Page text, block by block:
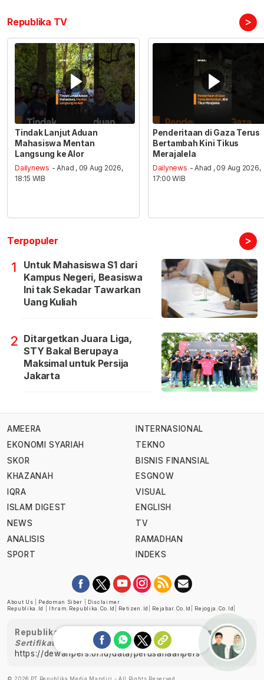
Republika TV >
Tindak Lanjut Aduan
Mahasiswa Mentan
Langsung ke Alor
Dailynews - Ahad , 09 Aug 2026,
18:15 WIB
Penderitaan di Gaza Terus
Bertambah Kini Tikus
Merajalela
Dailynews - Ahad , 09 Aug 2026,
17:00 WIB
Terpopuler >
1
Untuk Mahasiswa S1 dari
Kampus Negeri, Beasiswa
Ini tak Sekadar Tawarkan
Uang Kuliah
2 Ditargetkan Juara Liga,
STY Bakal Berupaya
Maksimal untuk Persija
Jakarta
AMEERA
EKONOMI SYARIAH
SKOR
KHAZANAH
IQRA
ISLAM DIGEST
NEWS
ANALISIS
SPORT
INTERNASIONAL
TEKNO
BISNIS FINANSIAL
ESGNOW
VISUAL
ENGLISH
TV
RAMADHAN
INDEKS
About Us Pedoman Siber
Disclaimer
Republika.id
Ihram.republika.co.id Retizen.id Rejabar.co.id Rejogja.co.id
Republika telah diverifikasi oleh Dewan Pers
Sertifikat Nomor 1058/DP-Verifikasi/K/XII/2022
https://dewanpers.or.id/data/perusahaanpers
© 2026 PT Republika Media Mandiri - All Rights Reserved.
Ask me!